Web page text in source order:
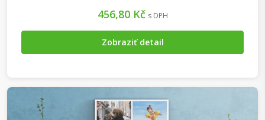
456,80 Kč s DPH
Zobraziť detail